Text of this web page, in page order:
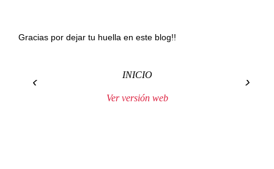
Gracias por dejar tu huella en este blog!!
‹ ›
INICIO
Ver versión web